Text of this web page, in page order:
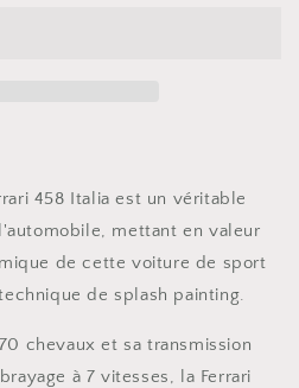
458 Italia est un véritable
mettant en valeur
de cette voiture de sport
de splash painting.
chevaux et sa transmission
à 7 vitesses, la Ferrari